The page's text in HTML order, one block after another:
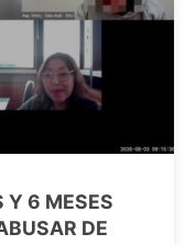
Y 6 MESES
DE